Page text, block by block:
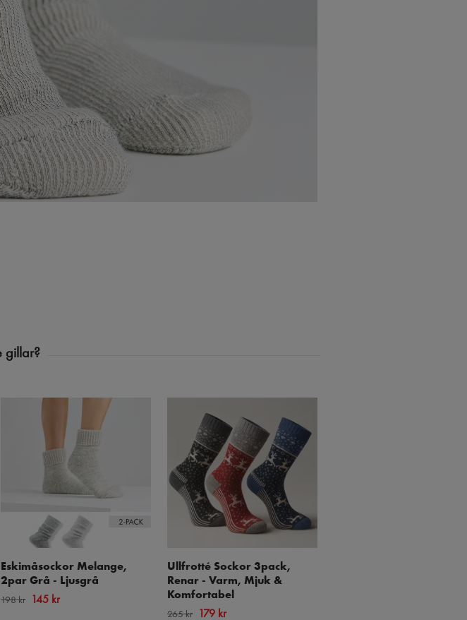
Eskimåsockor Melange,
2par Grå - Ljusgrå
198 kr 145 kr
Ullfrotté Sockor 3pack,
Renar - Varm, Mjuk &
Komfortabel
265 kr 179 kr